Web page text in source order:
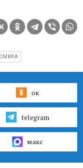
ок
telegram
макс